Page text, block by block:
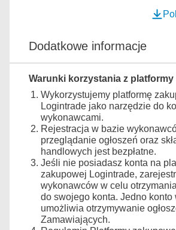
Dodatkowe informacje
Warunki korzystania z platformy
Wykorzystujemy platformę
Logintrade jako narzędzie do
wykonawcami.
Rejestracja w bazie
przeglądanie ogłoszeń oraz
handlowych jest bezpłatne.
Jeśli nie posiadasz konta na
zakupowej Logintrade,
wykonawców w celu
do swojego konta. Jedno konto
umożliwia otrzymywanie
Zamawiających.